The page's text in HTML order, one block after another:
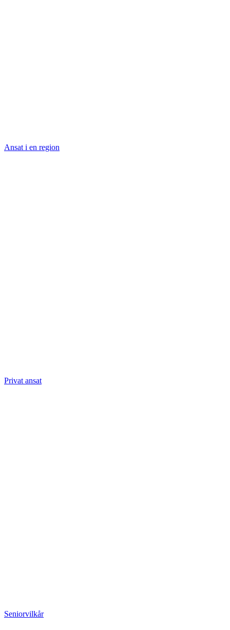
Ansat i en region
Privat ansat
Seniorvilkår